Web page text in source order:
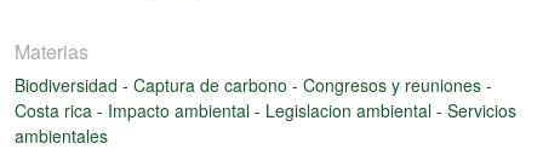
Materias
Biodiversidad - Captura de carbono - Congresos y reuniones -
Costa rica - Impacto ambiental - Legislacion ambiental - Servicios
ambientales